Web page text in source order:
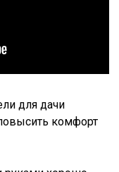
для дачи
комфорт